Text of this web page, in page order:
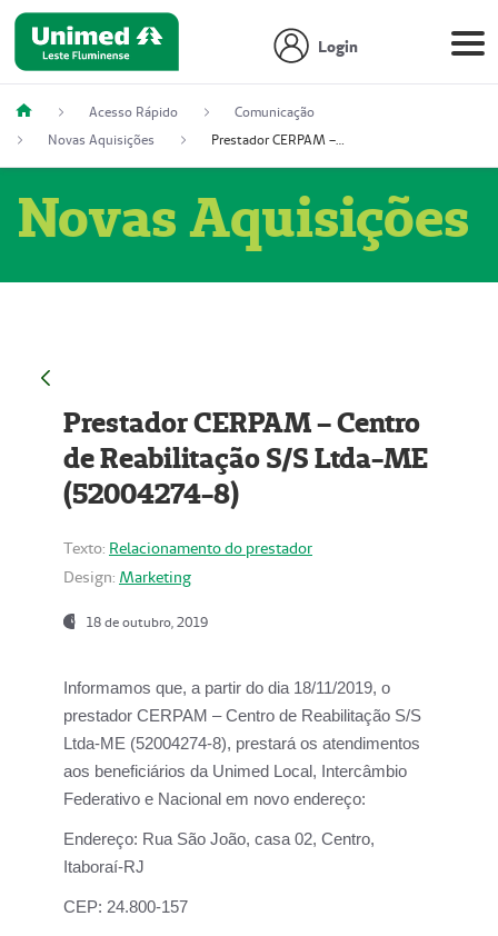
Login
Acesso Rápido
Comunicação
Novas Aquisições
Prestador CERPAM – Centro de Reabilitação S/S Ltda-ME (52004274-8)
Novas Aquisições
Prestador CERPAM – Centro
de Reabilitação S/S Ltda-ME
(52004274-8)
Texto: Relacionamento do prestador
Design: Marketing
18 de outubro, 2019
Informamos que, a partir do dia 18/11/2019, o
prestador CERPAM – Centro de Reabilitação S/S
Ltda-ME (52004274-8), prestará os atendimentos
aos beneficiários da Unimed Local, Intercâmbio
Federativo e Nacional em novo endereço:
Endereço: Rua São João, casa 02, Centro,
Itaboraí-RJ
CEP: 24.800-157